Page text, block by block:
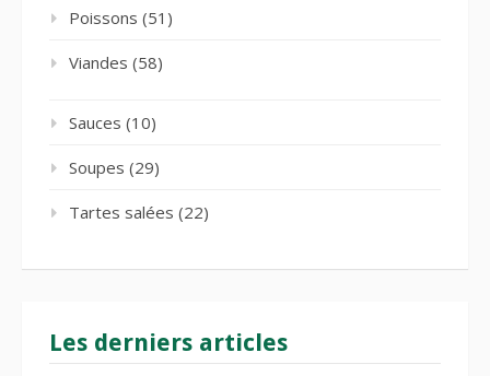
Poissons (51)
Viandes (58)
Sauces (10)
Soupes (29)
Tartes salées (22)
Les derniers articles